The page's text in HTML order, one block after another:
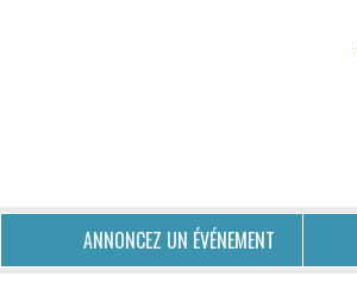
ANNONCEZ UN ÉVÉNEMENT